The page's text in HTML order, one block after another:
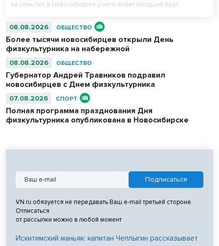
за семь лет, в Новосибирске у него живет младший брат.
08.08.2026 ОБЩЕСТВО
Более тысячи новосибирцев открыли День
физкультурника на набережной
08.08.2026 ОБЩЕСТВО
Губернатор Андрей Травников подравил
новосибирцев с Днем физкультурника
07.08.2026 СПОРТ
Полная программа празднования Дня
физкультурника опубликована в Новосибирске
VN.ru обязуется не передавать Ваш e-mail третьей стороне.
Отписаться
от рассылки можно в любой момент
Искитимский маньяк: капитан Чеплыгин рассказывает